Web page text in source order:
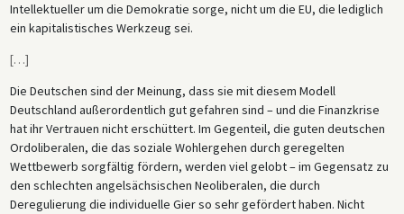
Intellektueller um die Demokratie sorge, nicht um die EU, die lediglich
ein kapitalistisches Werkzeug sei.
[…]
Die Deutschen sind der Meinung, dass sie mit diesem Modell
Deutschland außerordentlich gut gefahren sind – und die Finanzkrise
hat ihr Vertrauen nicht erschüttert. Im Gegenteil, die guten deutschen
Ordoliberalen, die das soziale Wohlergehen durch geregelten
Wettbewerb sorgfältig fördern, werden viel gelobt – im Gegensatz zu
den schlechten angelsächsischen Neoliberalen, die durch
Deregulierung die individuelle Gier so sehr gefördert haben. Nicht